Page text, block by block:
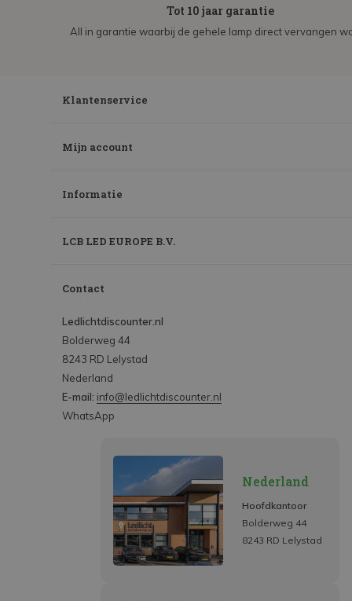
Tot 10 jaar garantie
All in garantie waarbij de gehele lamp direct vervangen
Klantenservice
Mijn account
Informatie
LCB LED EUROPE B.V.
Contact
Ledlichtdiscounter.nl
Bolderweg 44
8243 RD Lelystad
Nederland
E-mail: info@ledlichtdiscounter.nl
WhatsApp
Nederland
Hoofdkantoor
Bolderweg 44
8243 RD Lelystad